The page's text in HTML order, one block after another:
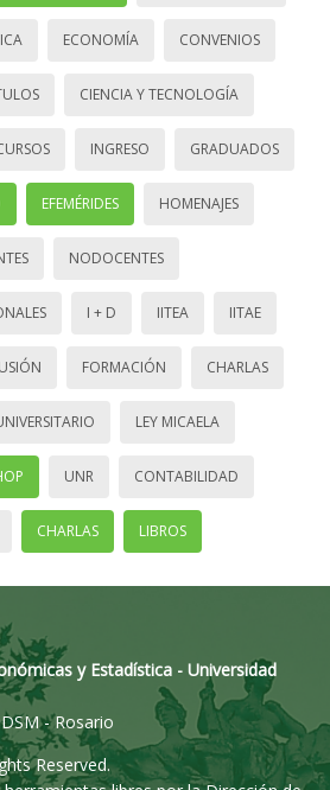
ECONOMÍA CONVENIOS
CIENCIA Y TECNOLOGÍA
INGRESO GRADUADOS
EFEMÉRIDES HOMENAJES
NODOCENTES
I + D IITEA IITAE
FORMACIÓN CHARLAS
LEY MICAELA
UNR CONTABILIDAD
CHARLAS LIBROS
y Estadística - Universidad
- Rosario
Reserved.